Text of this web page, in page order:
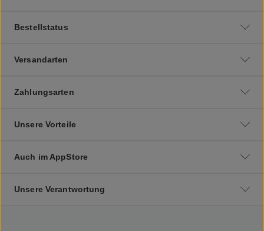
Bestellstatus
Versandarten
Zahlungsarten
Unsere Vorteile
Auch im AppStore
Unsere Verantwortung